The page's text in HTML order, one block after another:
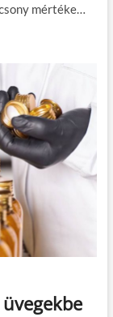
mértéke…